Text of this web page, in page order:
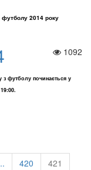
2014 року
1092
футболу починається у
420
421